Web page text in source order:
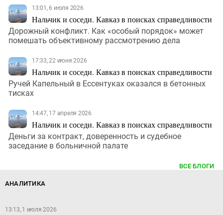
13:01, 6 июля 2026
Нальчик и соседи. Кавказ в поисках справедливости
Дорожный конфликт. Как «особый порядок» может
помешать объективному рассмотрению дела
17:33, 22 июня 2026
Нальчик и соседи. Кавказ в поисках справедливости
Ручей Капельный в Ессентуках оказался в бетонных
тисках
14:47, 17 апреля 2026
Нальчик и соседи. Кавказ в поисках справедливости
Деньги за контракт, доверенность и судебное
заседание в больничной палате
ВСЕ БЛОГИ
АНАЛИТИКА
13:13, 1 июля 2026